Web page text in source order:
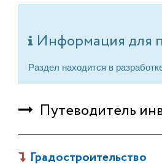
Информация для
Раздел находится в
Путеводитель
Градостроительство